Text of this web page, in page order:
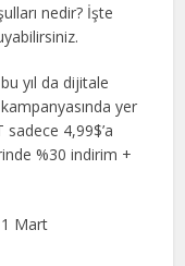
nedir? İşte
yıl da dijitale
yer
sadece 4,99$’a
%30 indirim +
Mart